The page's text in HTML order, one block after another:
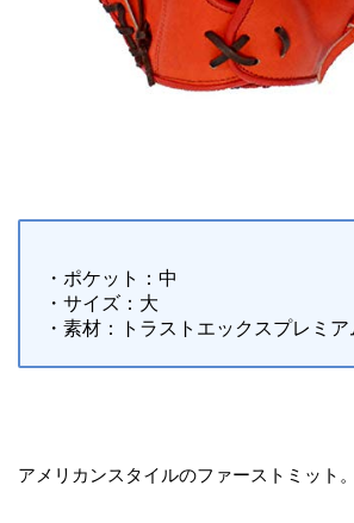
・ポケット：中
・サイズ：大
・素材：トラストエックスプレミ
アメリカンスタイルのファーストミット。